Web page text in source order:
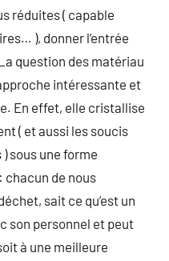
réduites ( capable
), donner l’entrée
question des matériau
intéressante et
En effet, elle cristallise
( et aussi les soucis
sous une forme
de nous
sait ce qu’est un
son personnel et peut
à une meilleure